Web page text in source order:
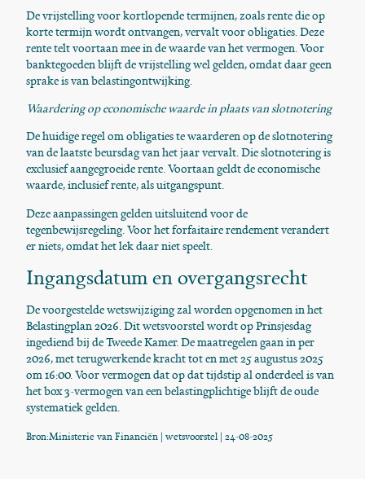
De vrijstelling voor kortlopende termijnen, zoals rente die op
korte termijn wordt ontvangen, vervalt voor obligaties. Deze
rente telt voortaan mee in de waarde van het vermogen. Voor
banktegoeden blijft de vrijstelling wel gelden, omdat daar geen
sprake is van belastingontwijking.
Waardering op economische waarde in plaats van slotnotering
De huidige regel om obligaties te waarderen op de slotnotering
van de laatste beursdag van het jaar vervalt. Die slotnotering is
exclusief aangegroeide rente. Voortaan geldt de economische
waarde, inclusief rente, als uitgangspunt.
Deze aanpassingen gelden uitsluitend voor de
tegenbewijsregeling. Voor het forfaitaire rendement verandert
er niets, omdat het lek daar niet speelt.
Ingangsdatum en overgangsrecht
De voorgestelde wetswijziging zal worden opgenomen in het
Belastingplan 2026. Dit wetsvoorstel wordt op Prinsjesdag
ingediend bij de Tweede Kamer. De maatregelen gaan in per
2026, met terugwerkende kracht tot en met 25 augustus 2025
om 16:00. Voor vermogen dat op dat tijdstip al onderdeel is van
het box 3-vermogen van een belastingplichtige blijft de oude
systematiek gelden.
Bron:Ministerie van Financiën | wetsvoorstel | 24-08-2025